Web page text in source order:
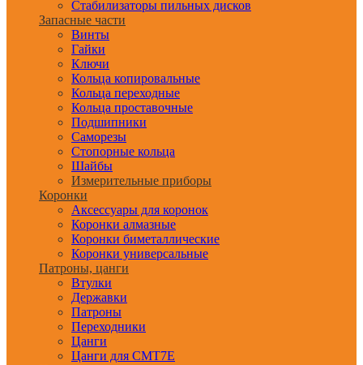
Стабилизаторы пильных дисков
Запасные части
Винты
Гайки
Ключи
Кольца копировальные
Кольца переходные
Кольца проставочные
Подшипники
Саморезы
Стопорные кольца
Шайбы
Измерительные приборы
Коронки
Аксессуары для коронок
Коронки алмазные
Коронки биметаллические
Коронки универсальные
Патроны, цанги
Втулки
Державки
Патроны
Переходники
Цанги
Цанги для CMT7E